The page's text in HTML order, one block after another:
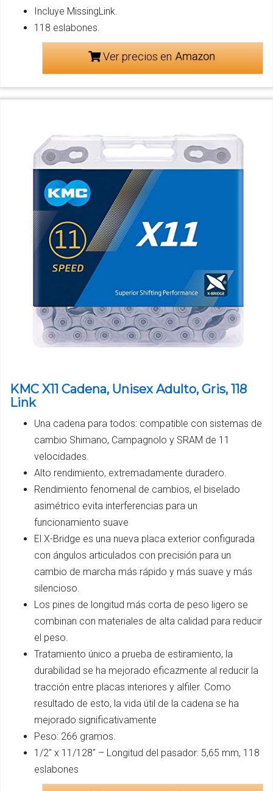
Incluye MissingLink.
118 eslabones.
Ver precios en
KMC X11 Cadena, Unisex Adulto, Gris, 118
Link
Una cadena para todos: compatible con sistemas de
cambio Shimano, Campagnolo y SRAM de 11
velocidades.
Alto rendimiento, extremadamente duradero.
Rendimiento fenomenal de cambios, el biselado
asimétrico evita interferencias para un
funcionamiento suave
El X-Bridge es una nueva placa exterior configurada
con ángulos articulados con precisión para un
cambio de marcha más rápido y más suave y más
silencioso.
Los pines de longitud más corta de peso ligero se
combinan con materiales de alta calidad para reducir
el peso.
Tratamiento único a prueba de estiramiento, la
durabilidad se ha mejorado eficazmente al reducir la
tracción entre placas interiores y alfiler. Como
resultado de esto, la vida útil de la cadena se ha
mejorado significativamente
Peso: 266 gramos.
1/2" x 11/128" – Longitud del pasador: 5,65 mm, 118
eslabones